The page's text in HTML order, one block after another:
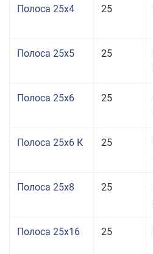
Полоса 25x4 25
Полоса 25x5 25
Полоса 25x6 25
Полоса 25x6 К 25
Полоса 25x8 25
Полоса 25x16 25